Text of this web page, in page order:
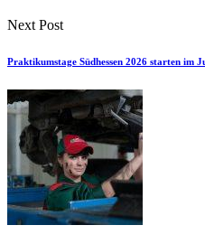
Next Post
Praktikumstage Südhessen 2026 starten im